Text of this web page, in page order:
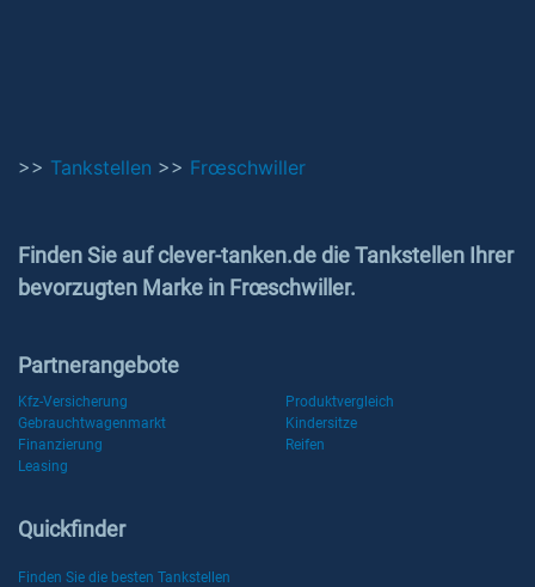
>> Tankstellen >> Frœschwiller
Finden Sie auf clever-tanken.de die Tankstellen Ihrer
bevorzugten Marke in Frœschwiller.
Partnerangebote
Kfz-Versicherung
Produktvergleich
Gebrauchtwagenmarkt
Kindersitze
Finanzierung
Reifen
Leasing
Quickfinder
Finden Sie die besten Tankstellen